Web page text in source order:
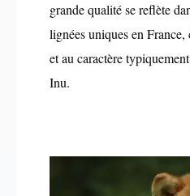
grande qualité se reflète
lignées uniques en
et au caractère
Inu.